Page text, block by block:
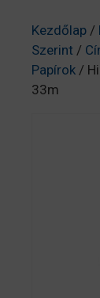
Kezdőlap /
Szerint /
Papírok /
33m